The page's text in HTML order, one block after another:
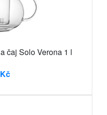
čaj Solo Verona 1 l